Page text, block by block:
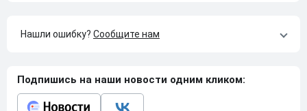
Нашли ошибку? Сообщите нам
Подпишись на наши новости одним кликом: